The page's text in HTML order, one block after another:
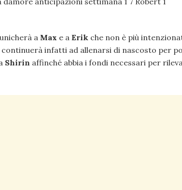
a Max e a Erik che non è più
continuerà infatti ad allenarsi di nascosto per
Shirin affinché abbia i fondi necessari per